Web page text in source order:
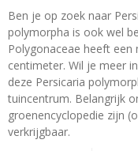
Ben je op zoek naar
polymorpha is ook wel
Polygonaceae heeft
centimeter. Wil je meer
deze Persicaria
tuincentrum. Belangrijk
groenencyclopedie zijn
verkrijgbaar.